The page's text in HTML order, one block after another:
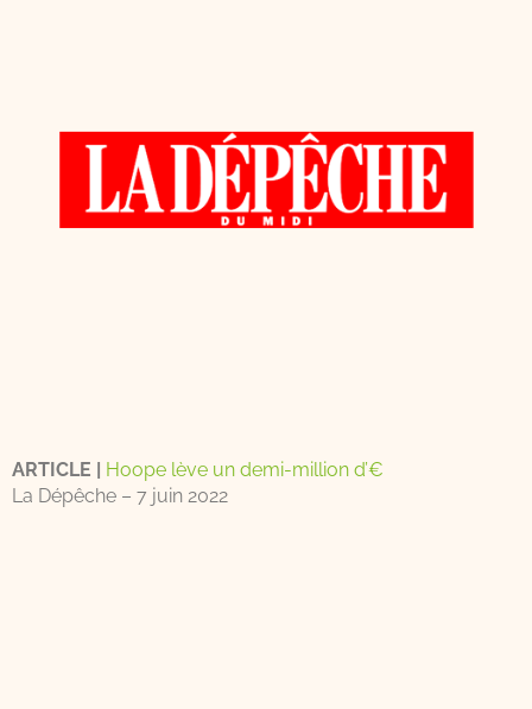
ARTICLE | Hoope lève un demi-million d’€
La Dépêche – 7 juin 2022